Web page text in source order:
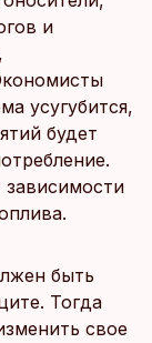
и
усугубится,
будет
зависимости
быть
Тогда
свое